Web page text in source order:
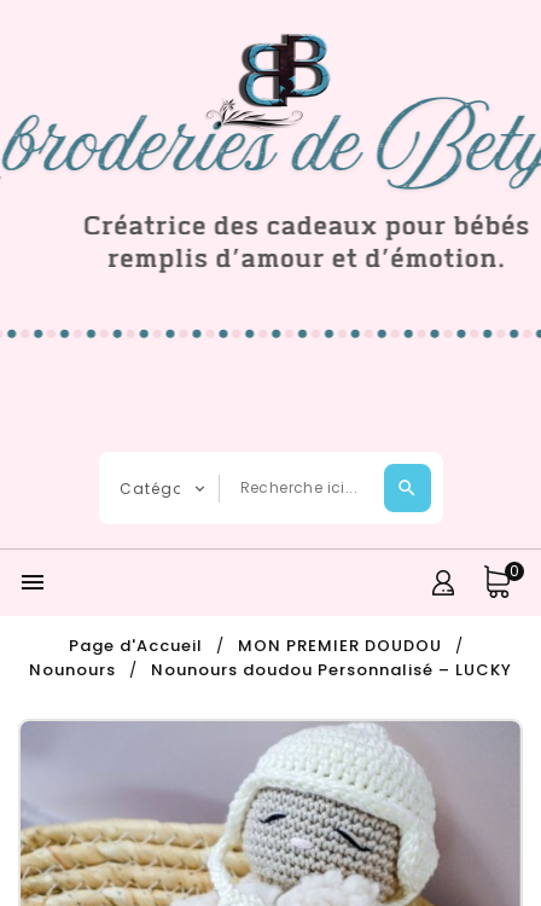
 0
Page d'Accueil
MON PREMIER DOUDOU
Nounours
Nounours doudou Personnalisé – LUCKY